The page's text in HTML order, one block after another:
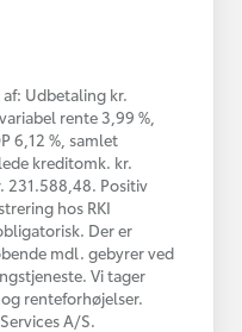
Udbetaling kr.
rente 3,99 %,
6,12 %, samlet
kreditomk. kr.
231.588,48. Positiv
hos RKI
Der er
mdl. gebyrer ved
Vi tager
renteforhøjelser.
A/S.